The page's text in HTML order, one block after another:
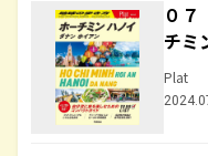
０
チ
Plat